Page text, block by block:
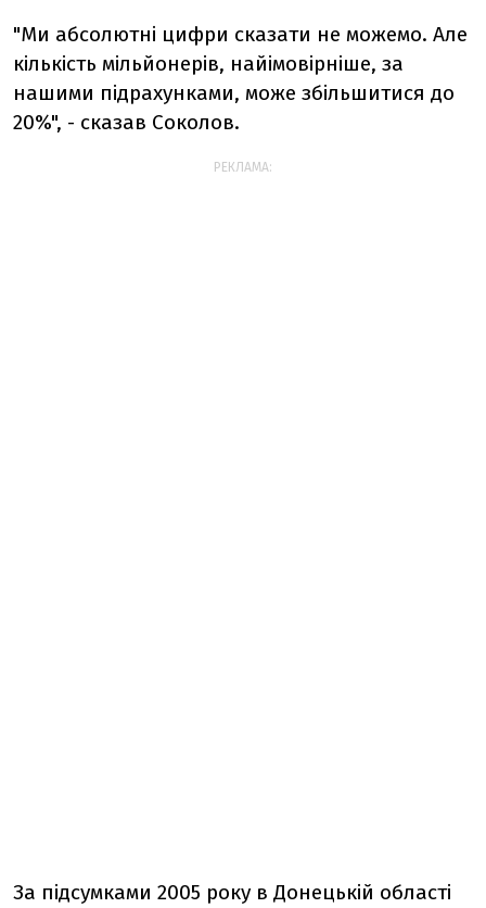
"Ми абсолютні цифри сказати не можемо. Але
кількість мільйонерів, найімовірніше, за
нашими підрахунками, може збільшитися до
20%", - сказав Соколов.
РЕКЛАМА:
За підсумками 2005 року в Донецькій області